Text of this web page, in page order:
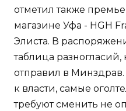
отметил также
магазине Уфа - HGH
Элиста. В
таблица
отправил в Минздрав.
к власти, самые
требуют сменить не